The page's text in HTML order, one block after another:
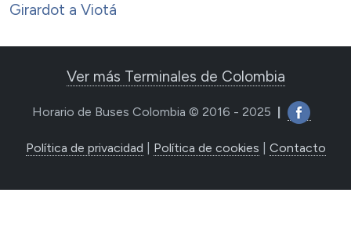
Girardot a Viotá
Ver más Terminales de Colombia
Horario de Buses Colombia © 2016 - 2025
Política de privacidad Política de cookies Contacto